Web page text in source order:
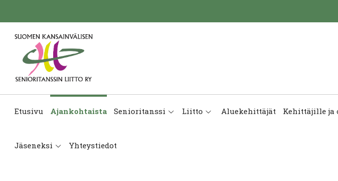
Etusivu Ajankohtaista Senioritanssi Liitto Aluekehittäjät Kehittäjille ja
Jäseneksi Yhteystiedot